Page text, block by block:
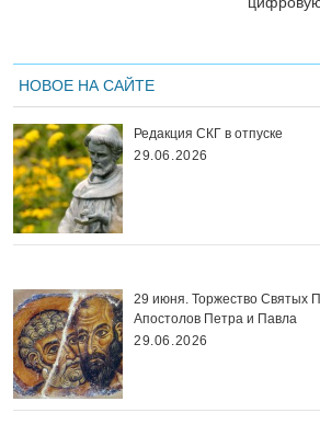
НОВОЕ НА САЙТЕ
Редакция СКГ в отпуске
29.06.2026
29 июня. Торжество Святых
Апостолов Петра и Павла
29.06.2026